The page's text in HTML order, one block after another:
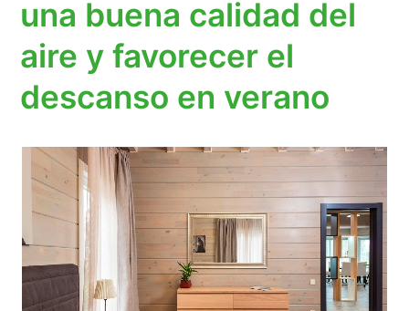
una buena calidad del
aire y favorecer el
descanso en verano